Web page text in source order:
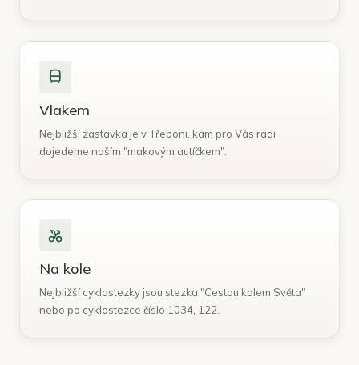
Vlakem
Nejbližší zastávka je v Třeboni, kam pro Vás rádi
dojedeme naším "makovým autíčkem".
Na kole
Nejbližší cyklostezky jsou stezka "Cestou kolem Světa"
nebo po cyklostezce číslo 1034, 122.